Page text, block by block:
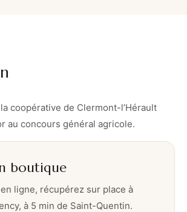
coopérative de Clermont-l’Hérault
au concours général agricole.
boutique
ligne, récupérez sur place à
à 5 min de Saint-Quentin.